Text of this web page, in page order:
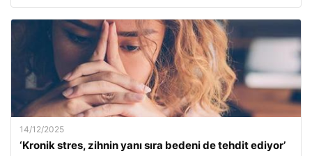
14/12/2025
‘Kronik stres, zihnin yanı sıra bedeni de tehdit ediyor’